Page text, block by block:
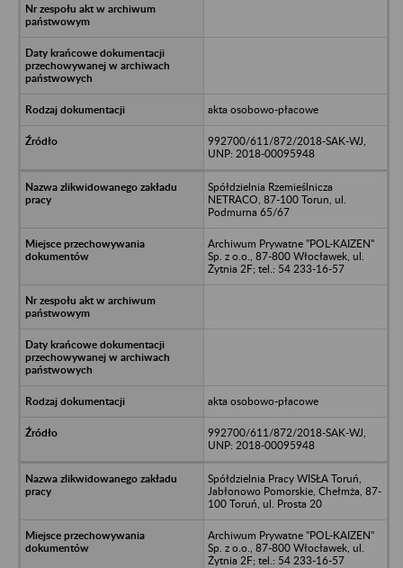
akta osobowo-płacowe
992700/611/872/2018-SAK-WJ,
UNP: 2018-00095948
Spółdzielnia Rzemieślnicza
NETRACO, 87-100 Torun, ul.
Podmurna 65/67
Archiwum Prywatne "POL-KAIZEN"
Sp. z o.o., 87-800 Włocławek, ul.
Żytnia 2F; tel.: 54 233-16-57
akta osobowo-płacowe
992700/611/872/2018-SAK-WJ,
UNP: 2018-00095948
Spółdzielnia Pracy WISŁA Toruń,
Jabłonowo Pomorskie, Chełmża, 87-
100 Toruń, ul. Prosta 20
Archiwum Prywatne "POL-KAIZEN"
Sp. z o.o., 87-800 Włocławek, ul.
Żytnia 2F; tel.: 54 233-16-57